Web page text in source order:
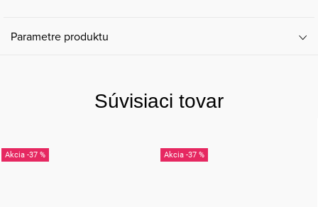
Parametre produktu
Súvisiaci tovar
-37 % -37 %